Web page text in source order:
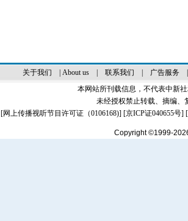
关于我们 About us| 联系我们 广告服务
本网站所刊载信息，不代表中新
未经授权禁止转载、摘编、
[网上传播视听节目许可证（0106168)] [京ICP证040655号]
Copyright ©1999-